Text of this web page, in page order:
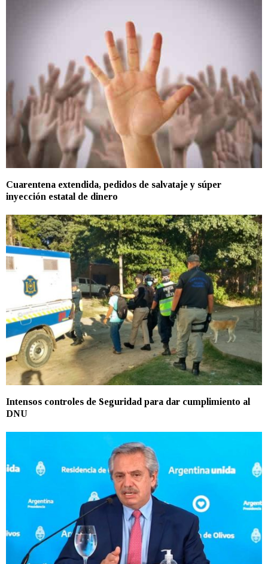
Cuarentena extendida, pedidos de salvataje y súper
inyección estatal de dinero
Intensos controles de Seguridad para dar cumplimiento al
DNU